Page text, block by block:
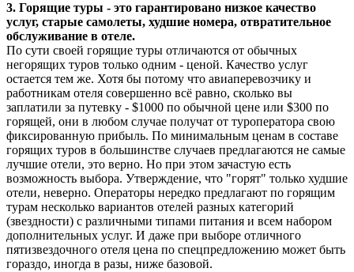
3. Горящие туры - это гарантировано низкое качество
услуг, старые самолеты, худшие номера, отвратительное
обслуживание в отеле.
По сути своей горящие туры отличаются от обычных
негорящих туров только одним - ценой. Качество услуг
остается тем же. Хотя бы потому что авиаперевозчику и
работникам отеля совершенно всё равно, сколько вы
заплатили за путевку - $1000 по обычной цене или $300 по
горящей, они в любом случае получат от туроператора свою
фиксированную прибыль. По минимальным ценам в составе
горящих туров в большинстве случаев предлагаются не самые
лучшие отели, это верно. Но при этом зачастую есть
возможность выбора. Утверждение, что "горят" только худшие
отели, неверно. Операторы нередко предлагают по горящим
турам несколько вариантов отелей разных категорий
(звездности) с различными типами питания и всем набором
дополнительных услуг. И даже при выборе отличного
пятизвездочного отеля цена по спецпредложению может быть
гораздо, иногда в разы, ниже базовой.